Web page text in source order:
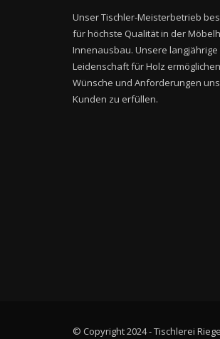
Unser Tischler-Meisterbetrieb
für höchste Qualität in der
Innenausbau. Unsere
Leidenschaft für Holz
Wünsche und Anforderungen
Kunden zu erfüllen.
© Copyright 2024 - Tischlerei